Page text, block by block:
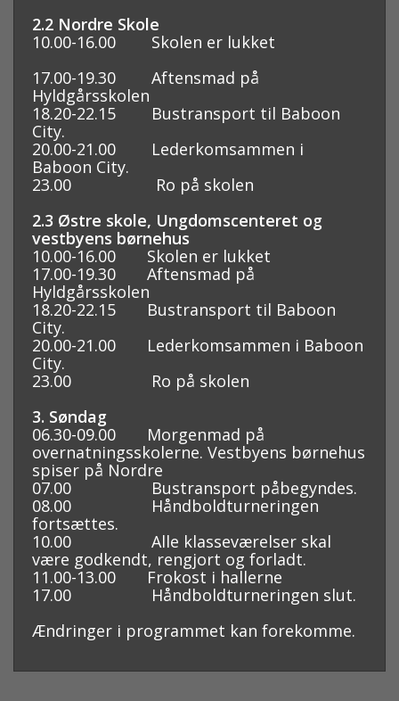
2.2 Nordre Skole
10.00-16.00 Skolen er lukket
17.00-19.30 Aftensmad på
Hyldgårsskolen
18.20-22.15 Bustransport til Baboon
City.
20.00-21.00 Lederkomsammen i
Baboon City.
23.00 Ro på skolen
2.3 Østre skole, Ungdomscenteret og
vestbyens børnehus
10.00-16.00 Skolen er lukket
17.00-19.30 Aftensmad på
Hyldgårsskolen
18.20-22.15 Bustransport til Baboon
City.
20.00-21.00 Lederkomsammen i Baboon
City.
23.00 Ro på skolen
3. Søndag
06.30-09.00 Morgenmad på
overnatningsskolerne. Vestbyens børnehus
spiser på Nordre
07.00 Bustransport påbegyndes.
08.00 Håndboldturneringen
fortsættes.
10.00 Alle klasseværelser skal
være godkendt, rengjort og forladt.
11.00-13.00 Frokost i hallerne
17.00 Håndboldturneringen slut.
Ændringer i programmet kan forekomme.